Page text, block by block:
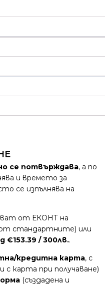
се потвърждава, а по
и времето за
се изпълнява на
от ЕКОНТ на
от стандартните) или
€153.39 / 300лв..
кредитна карта, с
с карта при получаване)
(създадена и